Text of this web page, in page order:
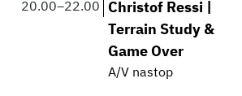
20.00–22.00
Christof Ressi |
Terrain Study &
Game Over
A/V nastop